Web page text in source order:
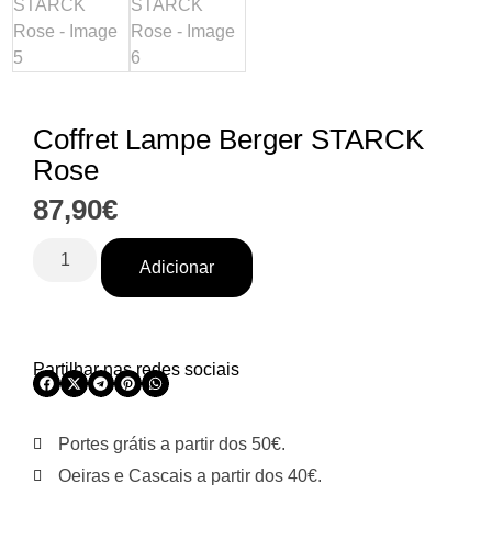
Coffret Lampe Berger STARCK
Rose
87,90€
Adicionar
Partilhar nas redes sociais
Portes grátis a partir dos 50€.
Oeiras e Cascais a partir dos 40€.